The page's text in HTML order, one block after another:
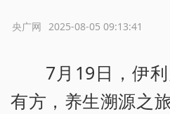
2025-08-05 09:13:41
央广网
7月19日，伊
有方，养生溯源之